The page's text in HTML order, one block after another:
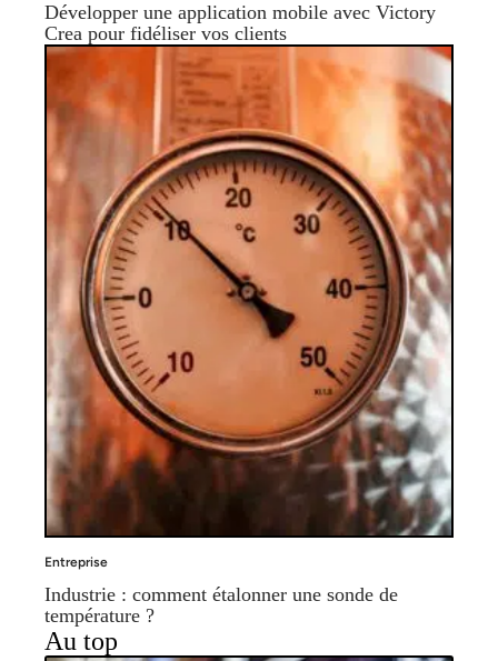
Développer une application mobile avec Victory
Crea pour fidéliser vos clients
Entreprise
Industrie : comment étalonner une sonde de
température ?
Au top